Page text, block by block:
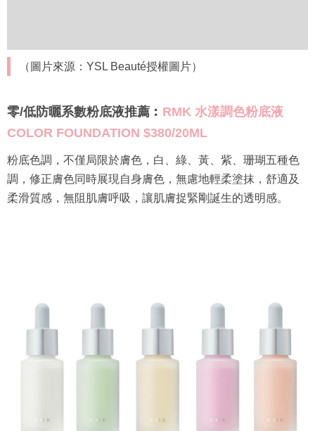
粉底色調，不僅局限於膚色，白、綠、黃、紫、珊瑚五種色